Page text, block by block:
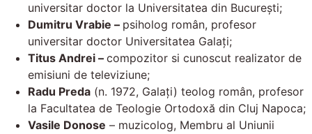
universitar doctor la Universitatea din Bucureşti;
Dumitru Vrabie – psiholog român, profesor
universitar doctor Universitatea Galaţi;
Titus Andrei – compozitor si cunoscut realizator de
emisiuni de televiziune;
Radu Preda (n. 1972, Galaţi) teolog român, profesor
la Facultatea de Teologie Ortodoxă din Cluj Napoca;
Vasile Donose – muzicolog, Membru al Uniunii